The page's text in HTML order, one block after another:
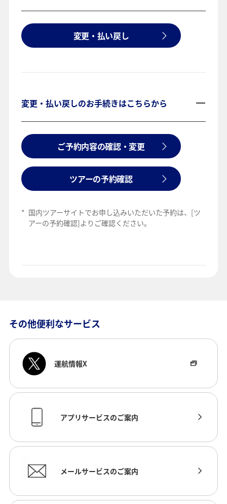
変更・払い戻し
変更・払い戻しのお手続きはこちらから
ご予約内容の確認・変更
ツアーの予約確認
* 国内ツアーサイトでお申し込みいただいた予約は、[ツ
アーの予約確認]よりご確認ください。
その他便利なサービス
運航情報X
アプリサービスのご案内
メールサービスのご案内